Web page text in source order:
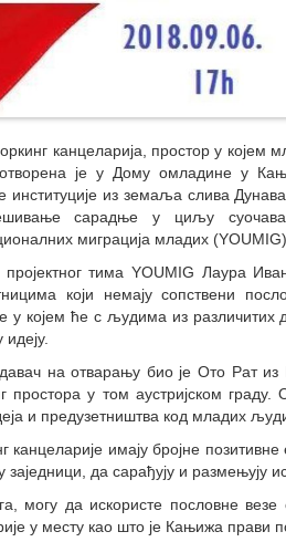
канцеларија, простор у којем
је у Дому омладине у
институције из земаља слива
сарадње у циљу
миграција младих (YOUMIG).
пројектног тима YOUMIG Лаура
који немају сопствени
у којем ће с људима из различитих
на отварању био је Ото Рат из
простора у том аустријском
и предузетништва код младих
канцеларије имају бројне
заједници, да сарађују и размењују
могу да искористе пословне
у месту као што је Кањижа прави